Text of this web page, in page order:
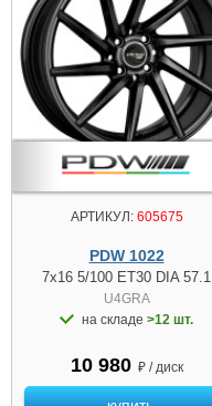
АРТИКУЛ:605675
PDW 1022
7x16 5/100 ET30 DIA 57.1
U4GRA
на складе >12 шт.
10 980 ₽ / диск